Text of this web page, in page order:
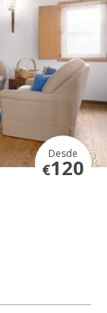
Desde
€120